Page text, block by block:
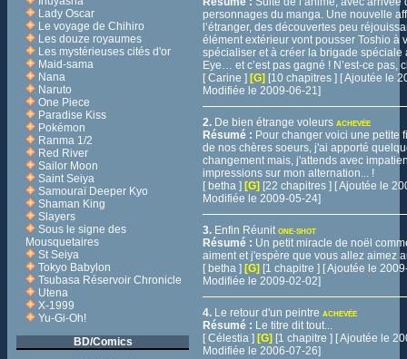
Lady Oscar
Le voyage de Chihiro
Les douze royaumes
Les mystérieuses cités d'or
Maid-sama
Nana
Naruto
One Piece
Paradise Kiss
Pokémon
Ranma 1/2
Red River
Sailor Moon
Saint Seiya
Samouraï Deeper Kyo
Shaman King
Slayers
Sous le signe des
Mousquetaires
St Seiya
Tokyo Babylon
Tsubasa Réservoir Chronicle
Utena
X-1999
Yu-Gi-Oh!
BD/Comics
personnages du manga. Une nouvelle
l’étranger, des découvertes peu
élément extérieur vont pousser Toshio à
spécialiser et à créer la brigade spéciale
Eye… et c’est pas gagné ! N’est-ce pas,
[ Carine ] [G] [10 chapitres ] [ Ajoutée le
Modifiée le 2009-06-21]
2. De bien étrange voleurs ACHEVÉE
Résumé : Pour changer voici une petite
de nos chères soeurs, j'ai apporté
changement mais, j'attends avec
impressions sur mon alternation... !
[ betha ] [G] [22 chapitres ] [ Ajoutée le
Modifiée le 2009-05-24]
3. Enfin Réunit ONE-SHOT
Résumé : Un petit miracle de noël
aiment et j'espère que vous allez aimez
[ betha ] [G] [1 chapitre ] [ Ajoutée le
Modifiée le 2009-02-02]
4. Le retour d'un peintre ACHEVÉE
Résumé : Le titre dit tout...
[ Célestia ] [G] [1 chapitre ] [ Ajoutée le
Modifiée le 2006-07-26]